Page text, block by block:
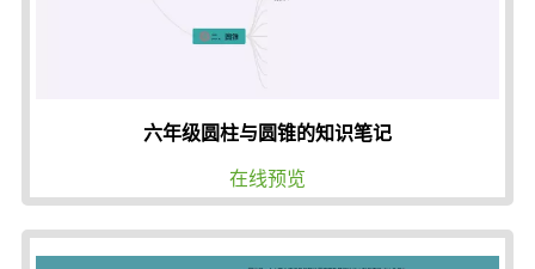
六年级圆柱与圆锥的知识笔记
在线预览